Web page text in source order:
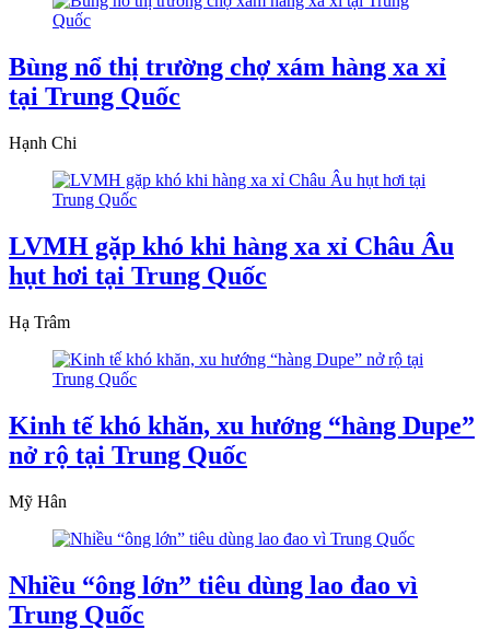
Bùng nổ thị trường chợ xám hàng xa xỉ
tại Trung Quốc
Hạnh Chi
LVMH gặp khó khi hàng xa xỉ Châu Âu
hụt hơi tại Trung Quốc
Hạ Trâm
Kinh tế khó khăn, xu hướng “hàng Dupe”
nở rộ tại Trung Quốc
Mỹ Hân
Nhiều “ông lớn” tiêu dùng lao đao vì
Trung Quốc